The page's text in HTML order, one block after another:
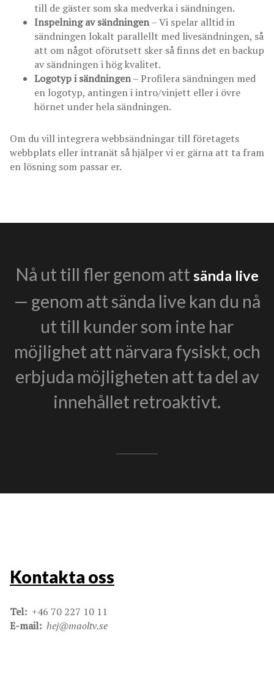
till de gäster som ska medverka i sändningen.
Inspelning av sändningen– Vi spelar alltid in
sändningen lokalt parallellt med livesändningen, så
att om något oförutsett sker så finns det en backup
av sändningen i hög kvalitet.
Logotyp i sändningen– Profilera sändningen med
en logotyp, antingen i intro/vinjett eller i övre
hörnet under hela sändningen.
Om du vill integrera webbsändningar till företagets
webbplats eller intranät så hjälper vi er gärna att ta fram
en lösning som passar er.
Nå ut till fler genom att sända live
— genom att sända live kan du nå
ut till kunder som inte har
möjlighet att närvara fysiskt, och
erbjuda möjligheten att ta del av
innehållet retroaktivt.
Kontakta oss
Tel: +46 70 227 10 11
E-mail: hej@maoltv.se